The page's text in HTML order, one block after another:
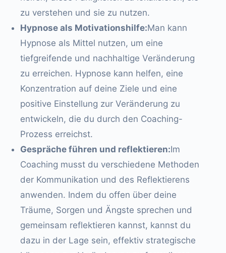
zu verstehen und sie zu nutzen.
Hypnose als Motivationshilfe:Man kann
Hypnose als Mittel nutzen, um eine
tiefgreifende und nachhaltige Veränderung
zu erreichen. Hypnose kann helfen, eine
Konzentration auf deine Ziele und eine
positive Einstellung zur Veränderung zu
entwickeln, die du durch den Coaching-
Prozess erreichst.
Gespräche führen und reflektieren:Im
Coaching musst du verschiedene Methoden
der Kommunikation und des Reflektierens
anwenden. Indem du offen über deine
Träume, Sorgen und Ängste sprechen und
gemeinsam reflektieren kannst, kannst du
dazu in der Lage sein, effektiv strategische